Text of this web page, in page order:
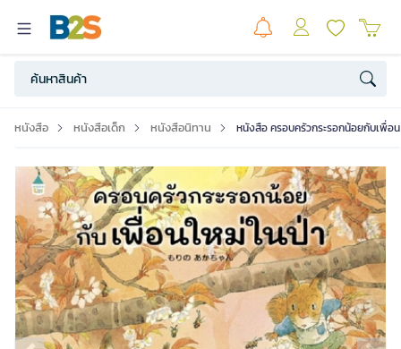
หนังสือ หนังสือเด็ก หนังสือนิทาน หนังสือ ครอบครัวกระรอกน้อยกับเพื่อน